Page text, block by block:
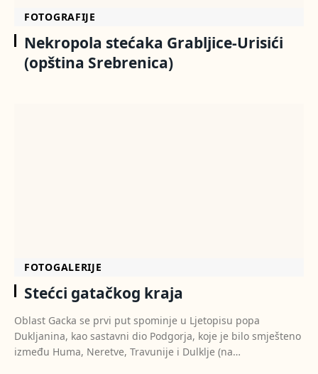
FOTOGRAFIJE
Nekropola stećaka Grabljice-Urisići
(opština Srebrenica)
FOTOGALERIJE
Stećci gatačkog kraja
Oblast Gacka se prvi put spominje u Ljetopisu popa
Dukljanina, kao sastavni dio Podgorja, koje je bilo smješteno
između Huma, Neretve, Travunije i Dulklje (na…